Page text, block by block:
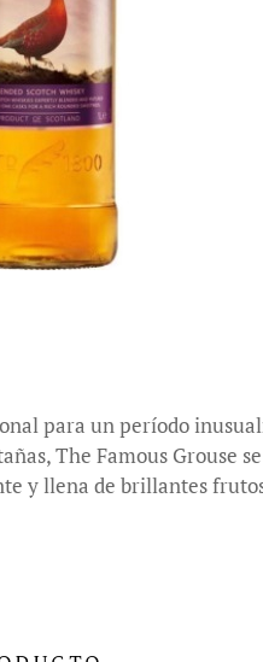
para un período
The Famous Grouse
y llena de brillantes